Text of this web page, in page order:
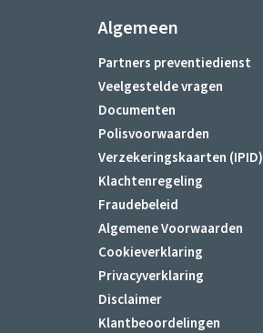
Algemeen
Partners preventiedienst
Veelgestelde vragen
Documenten
Polisvoorwaarden
Verzekeringskaarten (IPID)
Klachtenregeling
Fraudebeleid
Algemene Voorwaarden
Cookieverklaring
Privacyverklaring
Disclaimer
Klantbeoordelingen